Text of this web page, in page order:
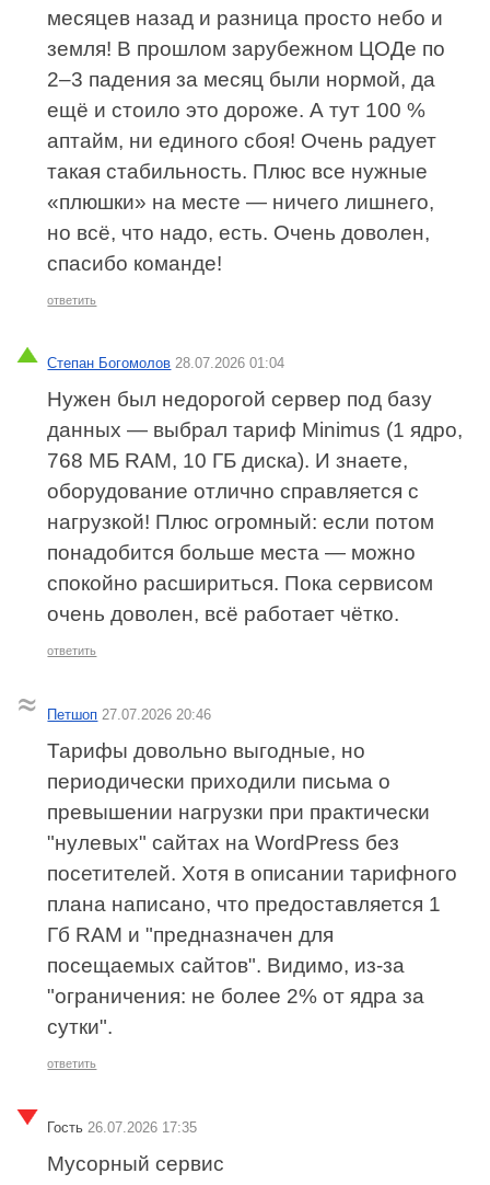
месяцев назад и разница просто небо и
земля! В прошлом зарубежном ЦОДе по
2–3 падения за месяц были нормой, да
ещё и стоило это дороже. А тут 100 %
аптайм, ни единого сбоя! Очень радует
такая стабильность. Плюс все нужные
«плюшки» на месте — ничего лишнего,
но всё, что надо, есть. Очень доволен,
спасибо команде!
ответить
Степан Богомолов 28.07.2026 01:04
Нужен был недорогой сервер под базу
данных — выбрал тариф Minimus (1 ядро,
768 МБ RAM, 10 ГБ диска). И знаете,
оборудование отлично справляется с
нагрузкой! Плюс огромный: если потом
понадобится больше места — можно
спокойно расшириться. Пока сервисом
очень доволен, всё работает чётко.
ответить
Петшоп 27.07.2026 20:46
Тарифы довольно выгодные, но
периодически приходили письма о
превышении нагрузки при практически
"нулевых" сайтах на WordPress без
посетителей. Хотя в описании тарифного
плана написано, что предоставляется 1
Гб RAM и "предназначен для
посещаемых сайтов". Видимо, из-за
"ограничения: не более 2% от ядра за
сутки".
ответить
Гость 26.07.2026 17:35
Мусорный сервис